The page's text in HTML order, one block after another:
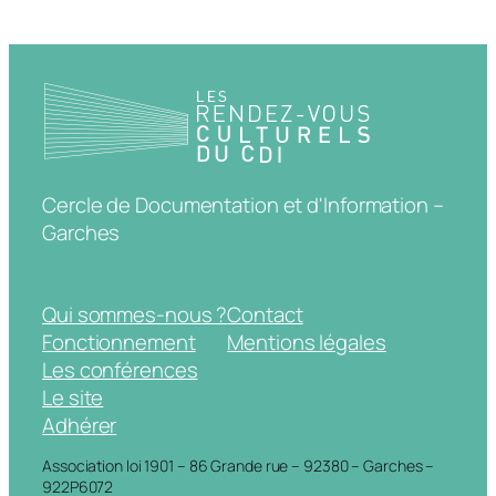
Cercle de Documentation et d'Information –
Garches
Qui sommes-nous ?
Fonctionnement
Les conférences
Le site
Adhérer
Contact
Mentions légales
Association loi 1901 – 86 Grande rue – 92380 – Garches –
922P6072